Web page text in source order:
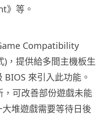
》等。
Compatibility
，提供給多間主機板生
來引入此功能。
可改善部份遊戲未能
堆遊戲需要等待日後